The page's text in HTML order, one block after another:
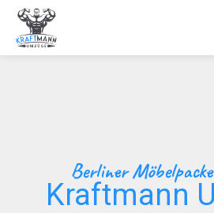
Berliner
Kraftmann